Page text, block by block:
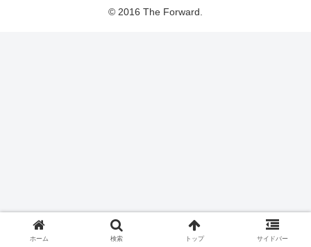
© 2016 The Forward.
ホーム 検索 トップ サイドバー